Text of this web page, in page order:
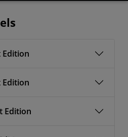
Edition
Edition
Edition